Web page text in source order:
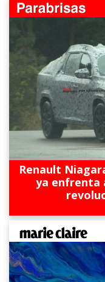
Renault
ya enfrenta